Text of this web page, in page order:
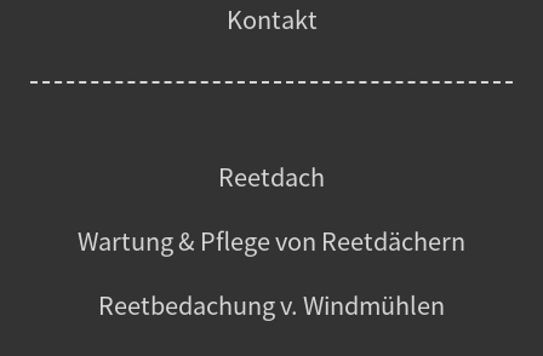
Kontakt
Reetdach
Wartung & Pflege von Reetdächern
Reetbedachung v. Windmühlen